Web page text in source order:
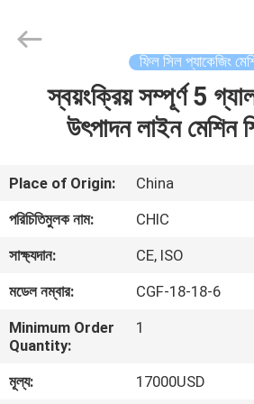
আমাদের
সম্পর্কে
কারখানা
পরিদর্শন
গুণমান
Machinery
ফিল সিল প্যাকেজিং
স্বয়ংক্রিয় সম্পূর্ণ 5
উৎপাদন লাইন মেশিন
Place of Origin:
China
পরিচিতিমুলক নাম:
CHIC
সাক্ষ্যদান:
CE, ISO
মডেল নম্বার:
CGF-18-18-6
Minimum Order
Quantity:
1
মূল্য:
17000USD